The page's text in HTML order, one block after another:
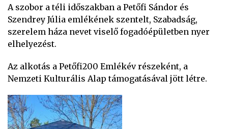
A szobor a téli időszakban a Petőfi Sándor és
Szendrey Júlia emlékének szentelt, Szabadság,
szerelem háza nevet viselő fogadóépületben nyer
elhelyezést.
Az alkotás a Petőfi200 Emlékév részeként, a
Nemzeti Kulturális Alap támogatásával jött létre.